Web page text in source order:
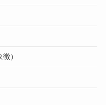
）